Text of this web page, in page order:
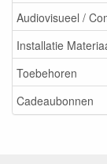
Audiovisueel /
Installatie
Toebehoren
Cadeaubonnen